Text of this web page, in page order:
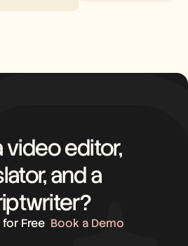
video editor,
and a
Free Book a Demo